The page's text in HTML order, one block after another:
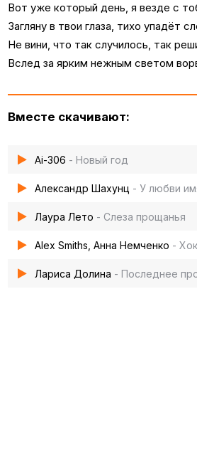
Вот уже который день, я везде с
Загляну в твои глаза, тихо упадёт
Не вини, что так случилось, так
Вслед за ярким нежным светом
Вместе скачивают:
Ai-306 - Новый год
Александр Шахунц - У любви
Лаура Лето - Слеза прощанья
Alex Smiths, Анна Немченко -
Лариса Долина - Последнее